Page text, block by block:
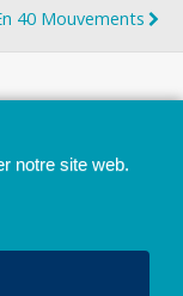
40 Mouvements
notre site web.